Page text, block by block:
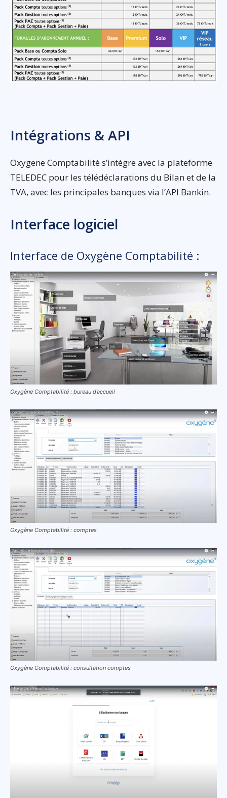
Intégrations & API
Oxygene Comptabilité s’intègre avec la plateforme
TELEDEC pour les télédéclarations du Bilan et de la
TVA, avec les principales banques via l’API Bankin.
Interface logiciel
Interface de Oxygène Comptabilité :
Oxygène Comptabilité : bureau d’accueil
Oxygène Comptabilité : comptes
Oxygène Comptabilité : consultation comptes